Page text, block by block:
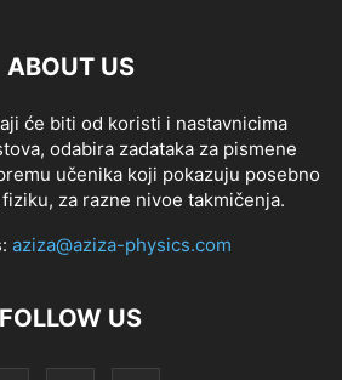
ABOUT US
će biti od koristi i nastavnicima
odabira zadataka za pismene
učenika koji pokazuju posebno
za razne nivoe takmičenja.
aziza@aziza-physics.com
FOLLOW US